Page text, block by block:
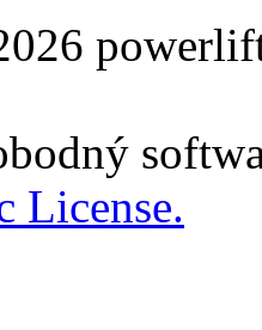
License.